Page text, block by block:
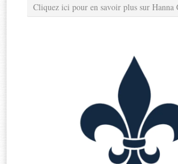
Cliquez ici pour en savoir plus sur Hanna